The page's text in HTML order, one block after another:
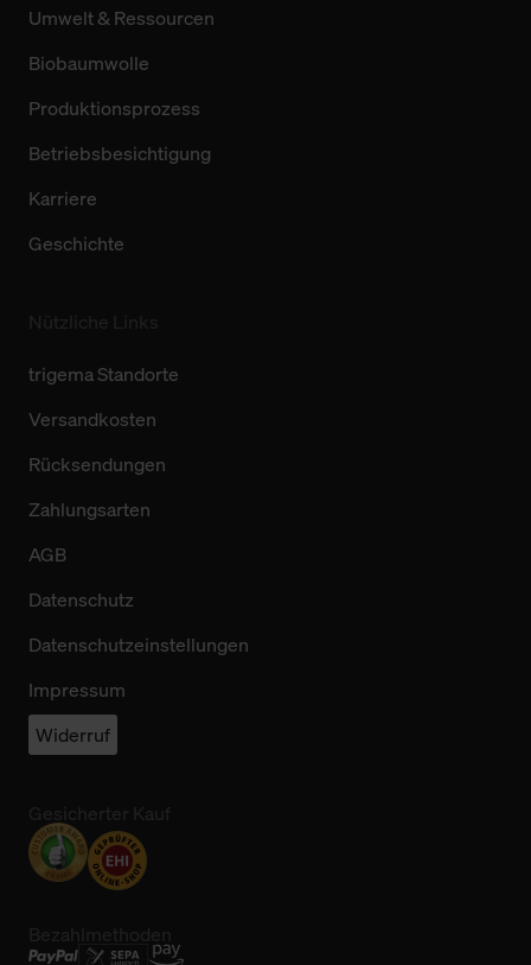
Umwelt & Ressourcen
Biobaumwolle
Produktionsprozess
Betriebsbesichtigung
Karriere
Geschichte
trigema Standorte
Versandkosten
Rücksendungen
Zahlungsarten
AGB
Datenschutz
Datenschutzeinstellungen
Impressum
Widerruf